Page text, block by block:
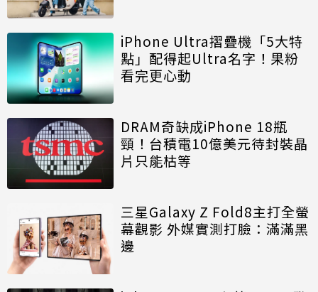
iPhone Ultra摺疊機「5大特
點」配得起Ultra名字！果粉
看完更心動
DRAM奇缺成iPhone 18瓶
頸！台積電10億美元待封裝晶
片只能枯等
三星Galaxy Z Fold8主打全螢
幕觀影 外媒實測打臉：滿滿黑
邊